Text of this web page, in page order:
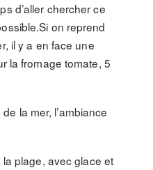
d’aller chercher ce
on reprend
il y a en face une
la fromage tomate, 5
la mer, l’ambiance
plage, avec glace et